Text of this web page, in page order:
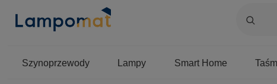
Szynoprzewody Lampy Smart Home